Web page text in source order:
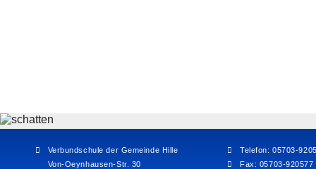
Verbundschule der Gemeinde Hille
Von-Oeynhausen-Str. 30
Telefon: 05703-
Fax: 05703-920577